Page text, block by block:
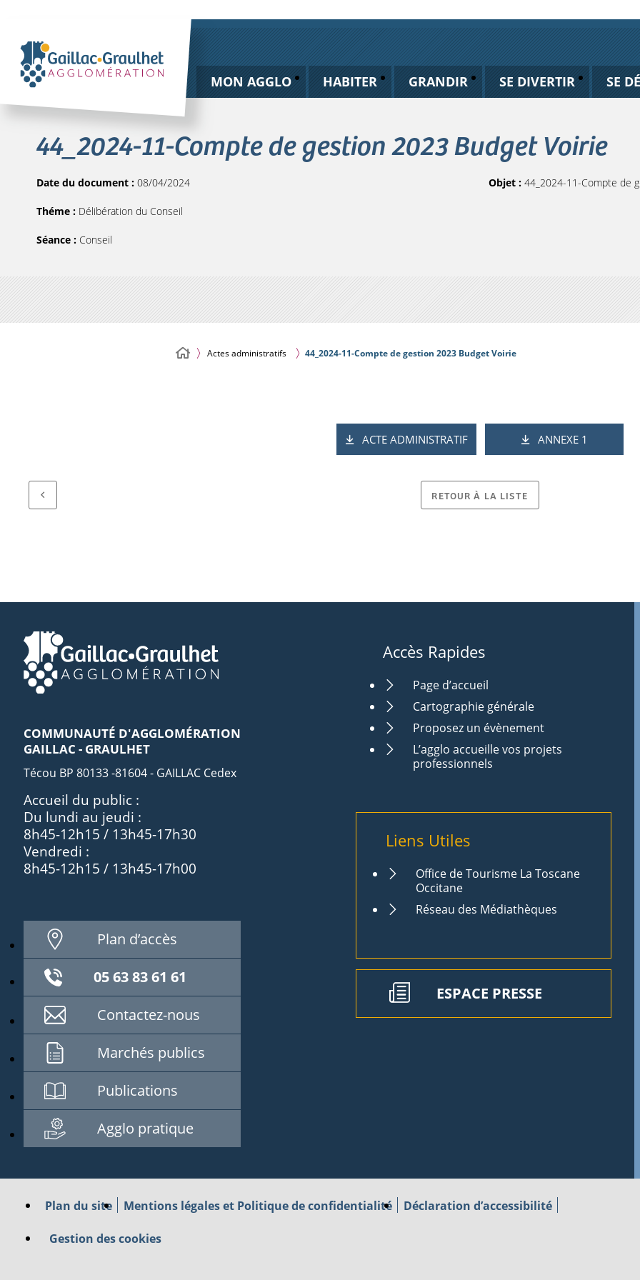
MON AGGLO HABITER GRANDIR SE DIVERTIR SE
44_2024-11-Compte de gestion 2023 Budget Voirie
Date du document : 08/04/2024
Théme : Délibération du Conseil
Séance : Conseil
Objet : 44_2024-11-Compte de
Actes administratifs 44_2024-11-Compte de gestion 2023 Budget Voirie
ACTE ADMINISTRATIF ANNEXE 1
RETOUR À LA LISTE
COMMUNAUTÉ D'AGGLOMÉRATION
GAILLAC - GRAULHET
Técou BP 80133 -81604 - GAILLAC Cedex
Accueil du public :
Du lundi au jeudi :
8h45-12h15 / 13h45-17h30
Vendredi :
8h45-12h15 / 13h45-17h00
Plan d’accès
05 63 83 61 61
Contactez-nous
Marchés publics
Publications
Agglo pratique
Accès Rapides
Page d’accueil
Cartographie générale
Proposez un évènement
L’agglo accueille vos projets
professionnels
Liens Utiles
Office de Tourisme La Toscane
Occitane
Réseau des Médiathèques
ESPACE PRESSE
Plan du site Mentions légales et Politique de confidentialité Déclaration d’accessibilité
Gestion des cookies